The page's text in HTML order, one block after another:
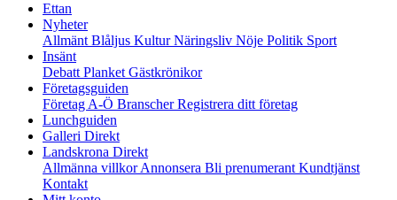
Ettan
Nyheter
Allmänt Blåljus KulturNäringsliv Nöje Politik Sport
Insänt
Debatt Planket Gästkrönikor
Företagsguiden
Företag A-Ö BranscherRegistrera ditt företag
Lunchguiden
Galleri Direkt
Landskrona Direkt
Allmänna villkorAnnonsera Bli prenumerant Kundtjänst
Kontakt